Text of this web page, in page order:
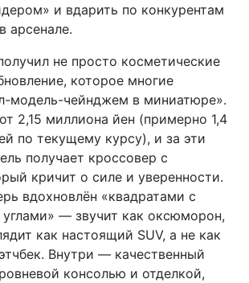
и вдарить по конкурентам
арсенале.
не просто косметические
которое многие
модель-чейнджем в миниатюре».
2,15 миллиона йен (примерно 1,4
по текущему курсу), и за эти
получает кроссовер с
кричит о силе и уверенности.
вдохновлён «квадратами с
углами» — звучит как оксюморон,
как настоящий SUV, а не как
Внутри — качественный
консолью и отделкой,